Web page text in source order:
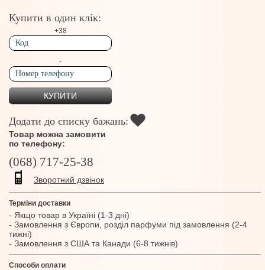
Купити в один клік:
+38
-
Додати до списку бажань:
Товар можна замовити
по телефону:
(068) 717-25-38
Зворотний дзвінок
Терміни доставки
- Якщо товар в Україні (1-3 дні)
- Замовлення з Європи, розділ парфуми під замовлення (2-4
тижні)
- Замовлення з США та Канади (6-8 тижнів)
Способи оплати